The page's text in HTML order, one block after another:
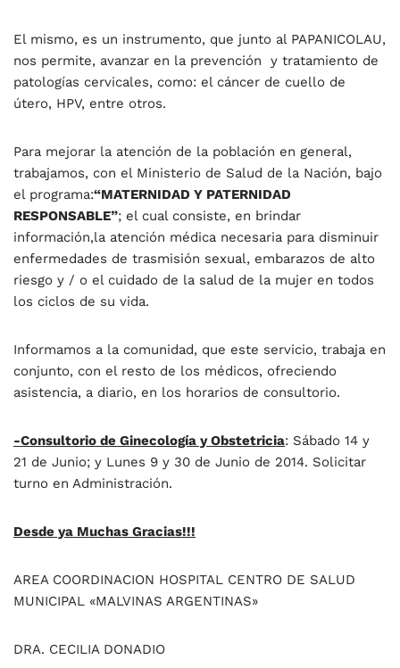
El mismo, es un instrumento, que junto al PAPANICOLAU,
nos permite, avanzar en la prevención y tratamiento de
patologías cervicales, como: el cáncer de cuello de
útero, HPV, entre otros.
Para mejorar la atención de la población en general,
trabajamos, con el Ministerio de Salud de la Nación, bajo
el programa:“MATERNIDAD Y PATERNIDAD
RESPONSABLE”; el cual consiste, en brindar
información,la atención médica necesaria para disminuir
enfermedades de trasmisión sexual, embarazos de alto
riesgo y / o el cuidado de la salud de la mujer en todos
los ciclos de su vida.
Informamos a la comunidad, que este servicio, trabaja en
conjunto, con el resto de los médicos, ofreciendo
asistencia, a diario, en los horarios de consultorio.
-Consultorio de Ginecología y Obstetricia: Sábado 14 y
21 de Junio; y Lunes 9 y 30 de Junio de 2014. Solicitar
turno en Administración.
Desde ya Muchas Gracias!!!
AREA COORDINACION HOSPITAL CENTRO DE SALUD
MUNICIPAL «MALVINAS ARGENTINAS»
DRA. CECILIA DONADIO